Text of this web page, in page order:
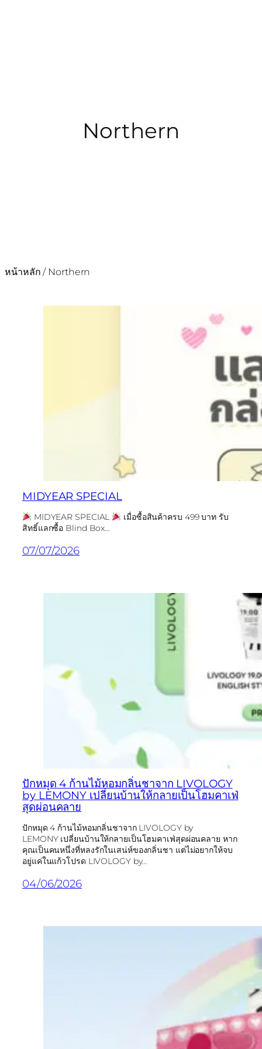
Northern
หน้าหลัก / Northern
MIDYEAR SPECIAL
MIDYEAR SPECIAL
เมื่อซื้อสินค้าครบ 499 บาท รับ
สิทธิ์แลกซื้อ Blind Box…
07/07/2026
ปักหมุด 4 ก้านไม้หอมกลิ่นชาจาก LIVOLOGY
by LEMONY เปลี่ยนบ้านให้กลายเป็นโฮมคาเฟ่
สุดผ่อนคลาย
ปักหมุด 4 ก้านไม้หอมกลิ่นชาจาก LIVOLOGY by
LEMONY เปลี่ยนบ้านให้กลายเป็นโฮมคาเฟ่สุดผ่อนคลาย หาก
คุณเป็นคนหนึ่งที่หลงรักในเสน่ห์ของกลิ่นชา แต่ไม่อยากให้จบ
อยู่แค่ในแก้วโปรด LIVOLOGY by…
04/06/2026